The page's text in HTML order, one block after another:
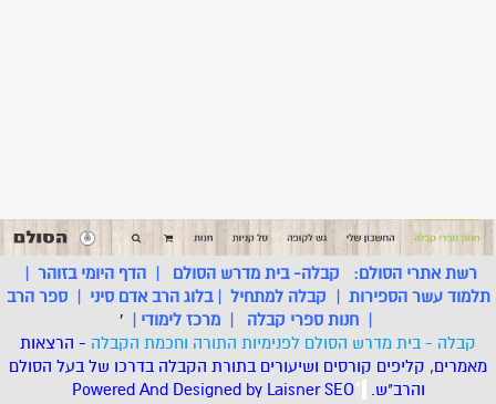
רשת אתרי הסולם: קבלה- בית מדרש הסולם |הדף היומי בזוהר |
תלמוד עשר הספירות | קבלה למתחיל |בלוג הרב אדם סיני |ספר הרב
| חנות ספרי קבלה | מרכז לימודי |
'
קבלה - בית מדרש הסולם לפנימיות התורה וחכמת הקבלה - הרצאות
מאמרים, קליפים קורסים ושיעורים בתורת הקבלה בדרכו של בעל הסולם
והרב"ש. *
Powered And Designed by LaisnerSEO